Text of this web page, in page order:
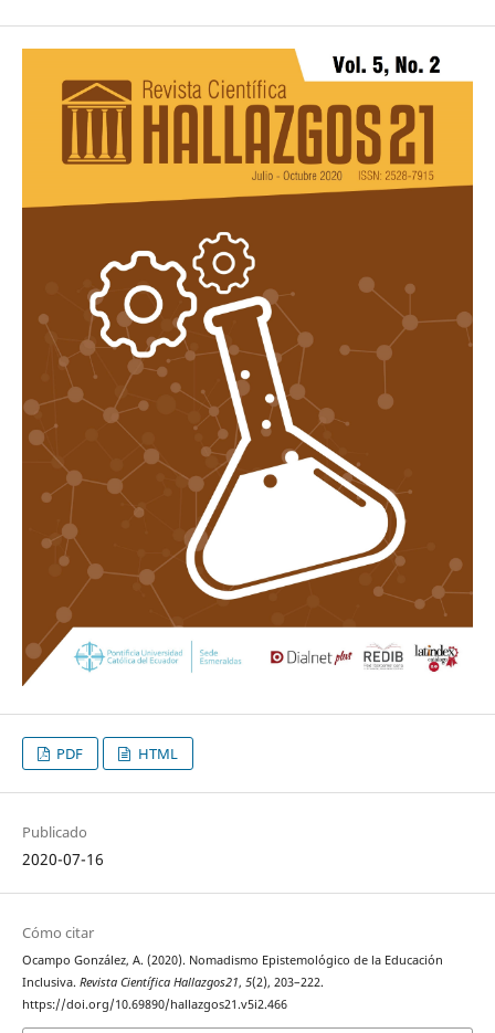
PDF HTML
Publicado
2020-07-16
Cómo citar
Ocampo González, A. (2020). Nomadismo Epistemológico de la Educación
Inclusiva. Revista Científica Hallazgos21, 5(2), 203–222.
https://doi.org/10.69890/hallazgos21.v5i2.466